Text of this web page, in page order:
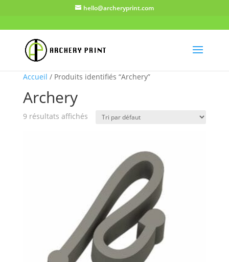
hello@archeryprint.com
Accueil / Produits identifiés “Archery”
Archery
9 résultats affichés